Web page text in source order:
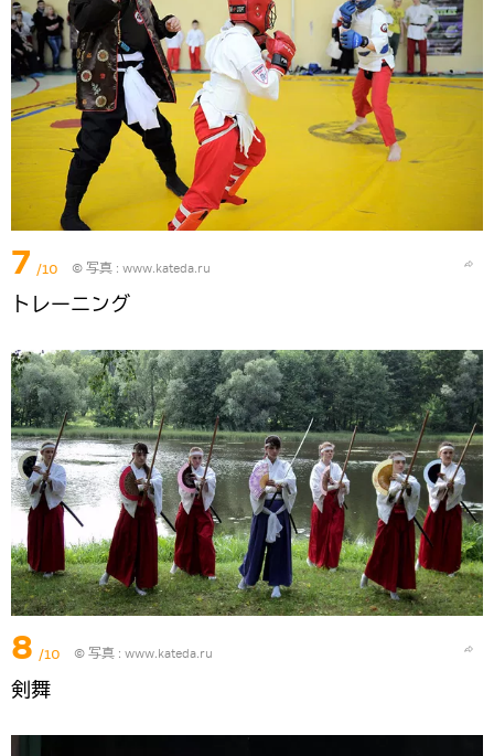
7 /10 © 写真 : www.kateda.ru
トレーニング
8 /10 © 写真 : www.kateda.ru
剣舞